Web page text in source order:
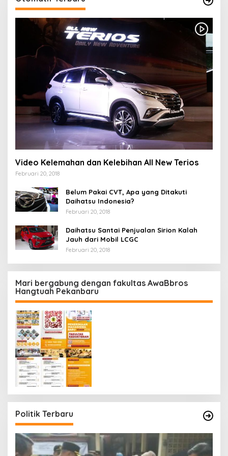
Video Kelemahan dan Kelebihan All New Terios
Februari 20, 2018
Belum Pakai CVT, Apa yang Ditakuti
Daihatsu Indonesia?
Februari 20, 2018
Daihatsu Santai Penjualan Sirion Kalah
Jauh dari Mobil LCGC
Februari 20, 2018
Mari bergabung dengan fakultas AwaBbros
Hangtuah Pekanbaru
Politik Terbaru